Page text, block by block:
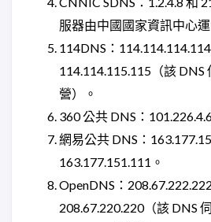
服器由中國國家資訊中心運
114DNS：
114.114.115.115（該 DNS
營）。
360 公共 DNS：
網易公共 DNS：
163.177.151.111。
OpenDNS：
208.67.220.220（該 DNS